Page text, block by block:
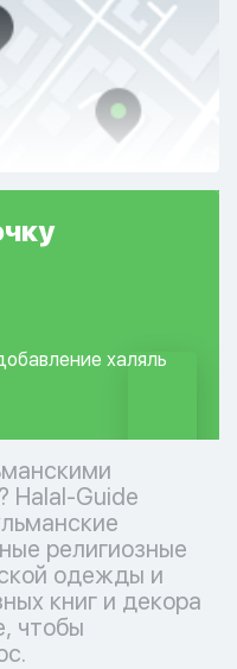
халяль
Halal-Guide
религиозные
одежды и
книг и декора
чтобы